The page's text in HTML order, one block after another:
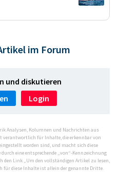
im Forum
und diskutieren
Login
Analysen, Kolumnen und Nachrichten aus
verantwortlich für Inhalte, die erkennbar von
worden sind, und macht sich diese
eine entsprechende „von“-Kennzeichnung
Link „Um den vollständigen Artikel zu lesen,
für diese Inhalte ist allein der genannte Dritte.